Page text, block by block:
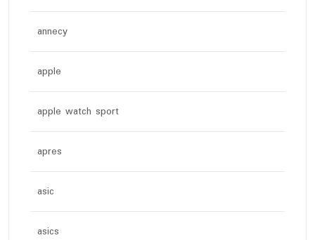
annecy
apple
apple watch sport
apres
asic
asics